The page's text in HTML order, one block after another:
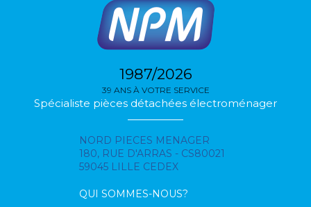
1987/2026
39 ANS À VOTRE SERVICE
Spécialiste pièces détachées électroménager
NORD PIECES MENAGER
180, RUE D'ARRAS - CS80021
59045 LILLE CEDEX
QUI SOMMES-NOUS?